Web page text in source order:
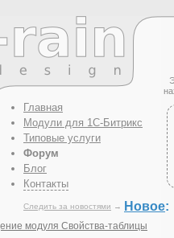
Главная
Модули для 1С-Битрикс
Типовые услуги
Форум
Блог
Контакты
Следить за новостями → Новое:
модуля Свойства-таблицы